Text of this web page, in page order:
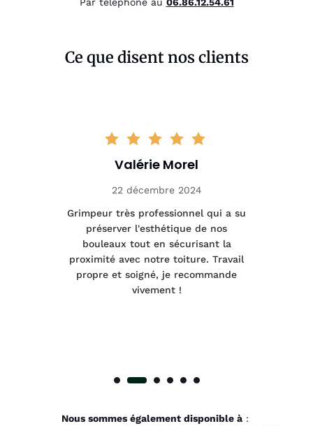
Ce que disent nos clients
Valérie Morel
22 décembre 2024
Grimpeur très professionnel qui a su
préserver l'esthétique de nos
bouleaux tout en sécurisant la
proximité avec notre toiture. Travail
propre et soigné, je recommande
vivement !
Nous sommes également disponible à: